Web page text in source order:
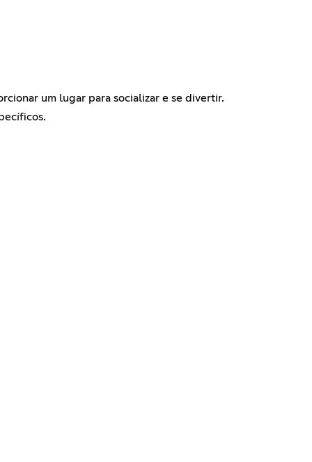
um lugar para socializar e se divertir.